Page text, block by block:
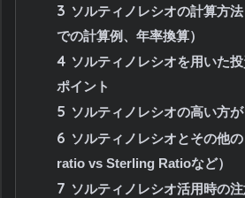
3 ソルティノレシオの計算方
での計算例、年率換算）
4 ソルティノレシオを用いた
ポイント
5 ソルティノレシオの高い方
6 ソルティノレシオとその他
ratio vs Sterling Ratioなど）
7 ソルティノレシオ活用時の